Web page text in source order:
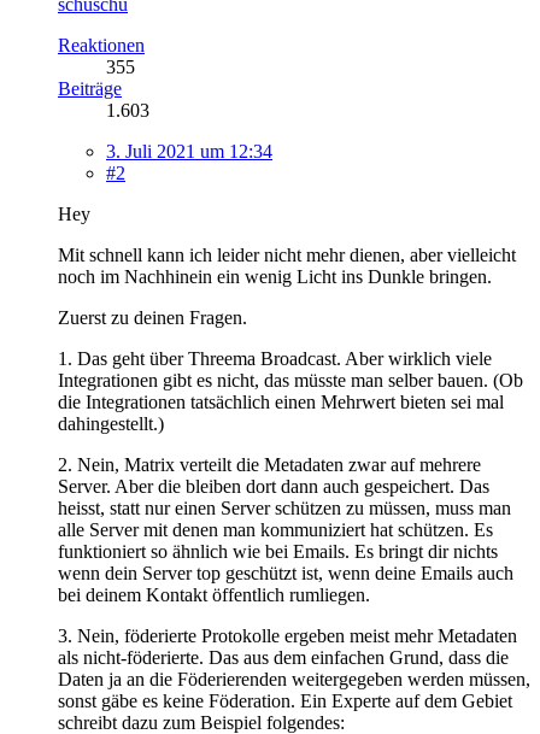
Reaktionen
355
Beiträge
1.603
3. Juli 2021 um 12:34
#2
Hey
Mit schnell kann ich leider nicht mehr dienen, aber vielleicht
noch im Nachhinein ein wenig Licht ins Dunkle bringen.
Zuerst zu deinen Fragen.
1. Das geht über Threema Broadcast. Aber wirklich viele
Integrationen gibt es nicht, das müsste man selber bauen. (Ob
die Integrationen tatsächlich einen Mehrwert bieten sei mal
dahingestellt.)
2. Nein, Matrix verteilt die Metadaten zwar auf mehrere
Server. Aber die bleiben dort dann auch gespeichert. Das
heisst, statt nur einen Server schützen zu müssen, muss man
alle Server mit denen man kommuniziert hat schützen. Es
funktioniert so ähnlich wie bei Emails. Es bringt dir nichts
wenn dein Server top geschützt ist, wenn deine Emails auch
bei deinem Kontakt öffentlich rumliegen.
3. Nein, föderierte Protokolle ergeben meist mehr Metadaten
als nicht-föderierte. Das aus dem einfachen Grund, dass die
Daten ja an die Föderierenden weitergegeben werden müssen,
sonst gäbe es keine Föderation. Ein Experte auf dem Gebiet
schreibt dazu zum Beispiel folgendes: